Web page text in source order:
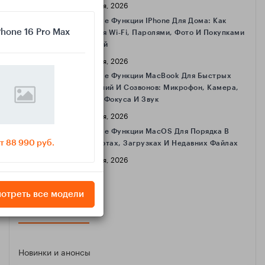
16 Апреля, 2026
Полезные Функции IPhone Для Дома: Как
Делиться Wi‑Fi, Паролями, Фото И Покупками
С Семьёй
16 Апреля, 2026
Полезные Функции MacBook Для Быстрых
Совещаний И Созвонов: Микрофон, Камера,
Режимы Фокуса И Звук
16 Апреля, 2026
Полезные Функции MacOS Для Порядка В
Скриншотах, Загрузках И Недавних Файлах
16 Апреля, 2026
КАТЕГОРИИ
Новинки и анонсы
16 Pro Max
88 990 руб.
все модели